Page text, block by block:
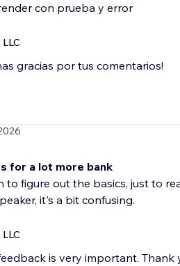
con prueba y error
gracias por tus comentarios!
for a lot more bank
to figure out the basics, just to
it's a bit confusing.
is very important. Thank